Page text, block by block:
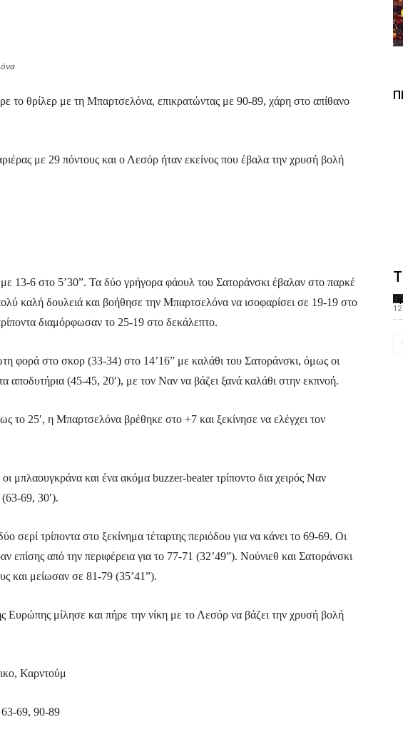
το θρίλερ με τη Μπαρτσελόνα, επικρατώντας με 90-89, χάρη στο απίθανο
με 29 πόντους και ο Λεσόρ ήταν εκείνος που έβαλα την χρυσή βολή
13-6 στο 5’30”. Τα δύο γρήγορα φάουλ του Σατοράνσκι έβαλαν στο παρκέ
καλή δουλειά και βοήθησε την Μπαρτσελόνα να ισοφαρίσει σε 19-19 στο
διαμόρφωσαν το 25-19 στο δεκάλεπτο.
φορά στο σκορ (33-34) στο 14’16” με καλάθι του Σατοράνσκι, όμως οι
αποδυτήρια (45-45, 20′), με τον Ναν να βάζει ξανά καλάθι στην εκπνοή.
το 25′, η Μπαρτσελόνα βρέθηκε στο +7 και ξεκίνησε να ελέγχει τον
μπλαουγκράνα και ένα ακόμα buzzer-beater τρίποντο δια χειρός Ναν
69, 30′).
σερί τρίποντα στο ξεκίνημα τέταρτης περιόδου για να κάνει το 69-69. Οι
επίσης από την περιφέρεια για το 77-71 (32’49”). Νούνιεθ και Σατοράνσκι
και μείωσαν σε 81-79 (35’41”).
Ευρώπης μίλησε και πήρε την νίκη με το Λεσόρ να βάζει την χρυσή βολή
Καρντούμ
69, 90-89